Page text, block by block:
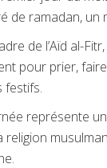
de ramadan, un
de l’Aïd al-
pour prier,
festifs.
représente
religion